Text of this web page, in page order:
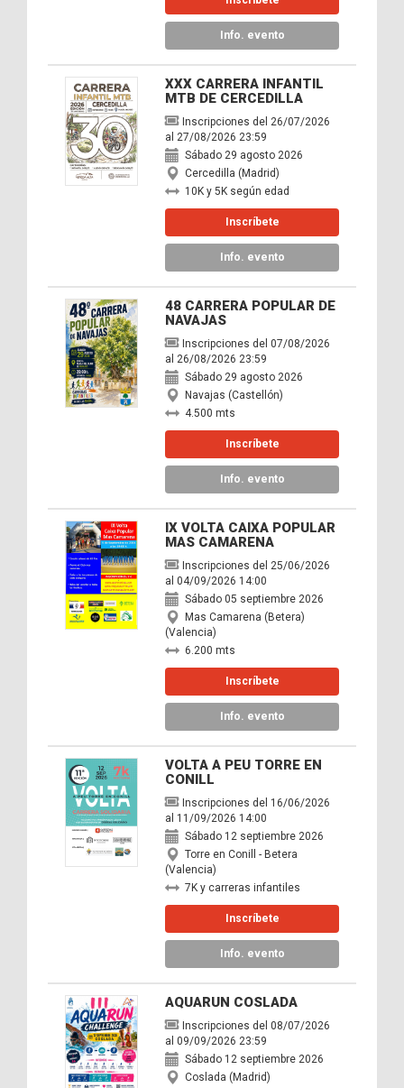
Info. evento
XXX CARRERA INFANTIL
MTB DE CERCEDILLA
Inscripciones del 26/07/2026
al 27/08/2026 23:59
Sábado 29 agosto 2026
Cercedilla (Madrid)
10K y 5K según edad
Inscríbete
Info. evento
48 CARRERA POPULAR DE
NAVAJAS
Inscripciones del 07/08/2026
al 26/08/2026 23:59
Sábado 29 agosto 2026
Navajas (Castellón)
4.500 mts
Inscríbete
Info. evento
IX VOLTA CAIXA POPULAR
MAS CAMARENA
Inscripciones del 25/06/2026
al 04/09/2026 14:00
Sábado 05 septiembre 2026
Mas Camarena (Betera)
(Valencia)
6.200 mts
Inscríbete
Info. evento
VOLTA A PEU TORRE EN
CONILL
Inscripciones del 16/06/2026
al 11/09/2026 14:00
Sábado 12 septiembre 2026
Torre en Conill - Betera
(Valencia)
7K y carreras infantiles
Inscríbete
Info. evento
AQUARUN COSLADA
Inscripciones del 08/07/2026
al 09/09/2026 23:59
Sábado 12 septiembre 2026
Coslada (Madrid)